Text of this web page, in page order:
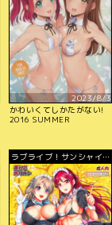
2023/8/3
かわいくてしかたがない!
2016 SUMMER
ラブライブ！サンシャイ
ン!!